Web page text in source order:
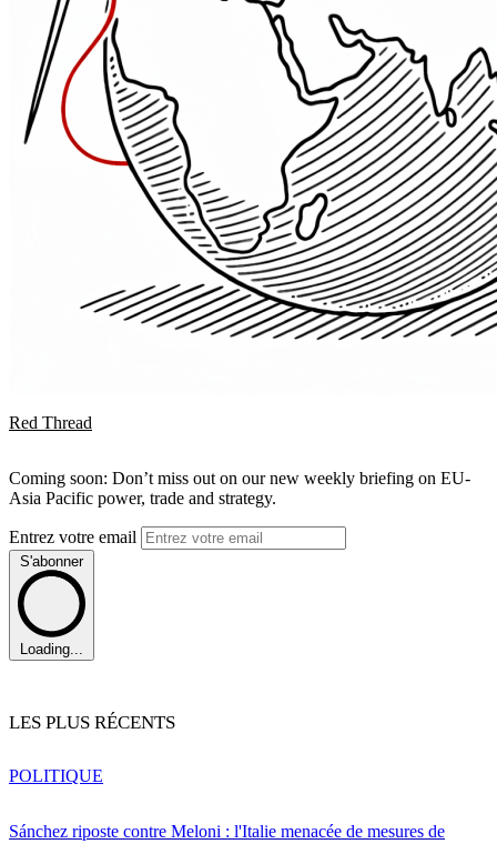
Red Thread
Coming soon: Don’t miss out on our new weekly briefing on EU-
Asia Pacific power, trade and strategy.
Entrez votre email
S'abonner
Loading...
LES PLUS RÉCENTS
Sánchez riposte contre Meloni : l'Italie menacée de mesures de
POLITIQUE